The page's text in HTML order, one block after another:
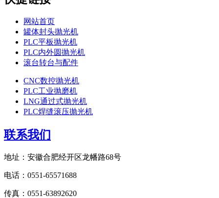
网站首页
罐体封头抛光机
PLC平板抛光机
PLC内外圆抛光机
滚台转台与配件
CNC数控抛光机
PLC工业抛磨机
LNG通过式抛光机
PLC焊缝滚压抛光机
联系我们
地址：安徽合肥经开区龙幡路68号
电话：0551-65571688
传真：0551-63892620